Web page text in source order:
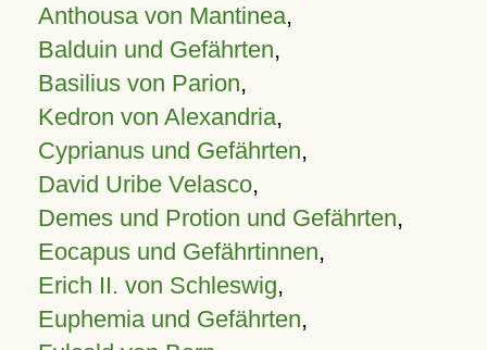
Anthousa von Mantinea,
Balduin und Gefährten,
Basilius von Parion,
Kedron von Alexandria,
Cyprianus und Gefährten,
David Uribe Velasco,
Demes und Protion und Gefährten,
Eocapus und Gefährtinnen,
Erich II. von Schleswig,
Euphemia und Gefährten,